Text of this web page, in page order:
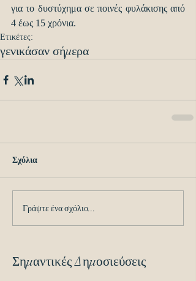
για το δυστύχημα σε ποινές φυλάκισης από
4 έως 15 χρόνια.
Ετικέτες:
γενικάσαν σήμερα
Σχόλια
Γράψτε ένα σχόλιο...
Σημαντικές Δημοσιεύσεις